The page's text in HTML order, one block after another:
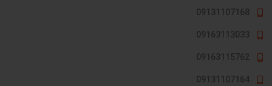
09131107168
09163113033
09163115762
09131107164